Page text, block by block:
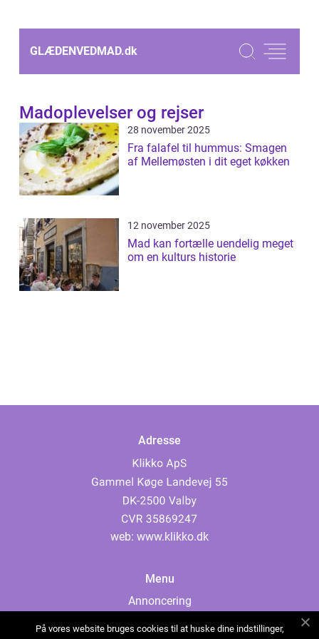
GLÆDENVEDMAD.dk
Madoplevelser og rejser
28 november 2025
Fra falafel til hummus: Smagen
af Mellemøsten i dit eget køkken
12 november 2025
Mad kan fortælle uendelig meget
om en kulturs historie
Adresse
web: www.klikko.dk
Menu
Annoncering
På vores website bruges cookies til at huske dine indstillinger,